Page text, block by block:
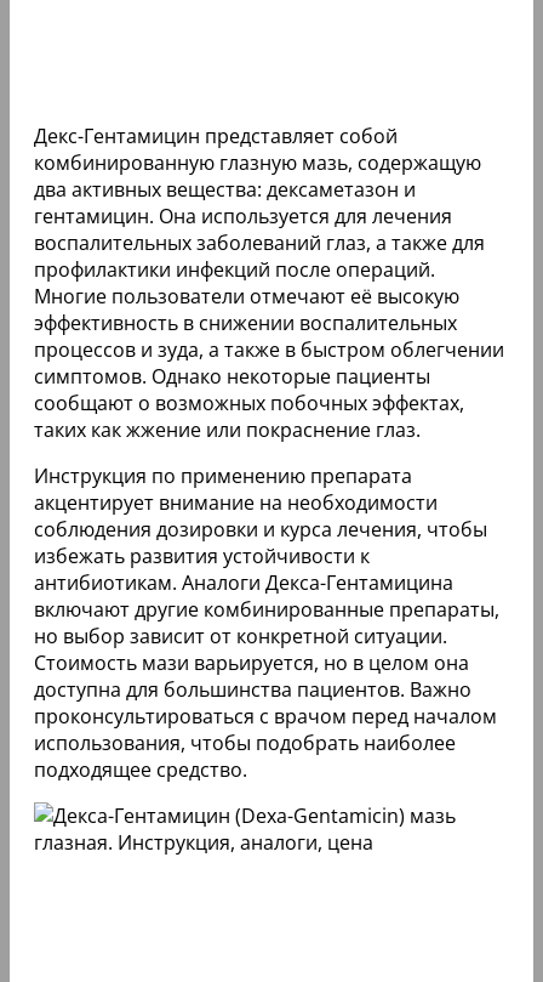
Декс-Гентамицин представляет собой
комбинированную глазную мазь, содержащую
два активных вещества: дексаметазон и
гентамицин. Она используется для лечения
воспалительных заболеваний глаз, а также для
профилактики инфекций после операций.
Многие пользователи отмечают её высокую
эффективность в снижении воспалительных
процессов и зуда, а также в быстром облегчении
симптомов. Однако некоторые пациенты
сообщают о возможных побочных эффектах,
таких как жжение или покраснение глаз.
Инструкция по применению препарата
акцентирует внимание на необходимости
соблюдения дозировки и курса лечения, чтобы
избежать развития устойчивости к
антибиотикам. Аналоги Декса-Гентамицина
включают другие комбинированные препараты,
но выбор зависит от конкретной ситуации.
Стоимость мази варьируется, но в целом она
доступна для большинства пациентов. Важно
проконсультироваться с врачом перед началом
использования, чтобы подобрать наиболее
подходящее средство.